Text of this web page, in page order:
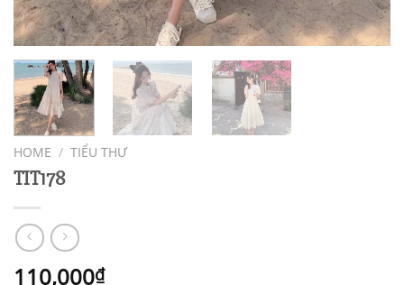
HOME / TIỂU THƯ
TIT178
110,000₫